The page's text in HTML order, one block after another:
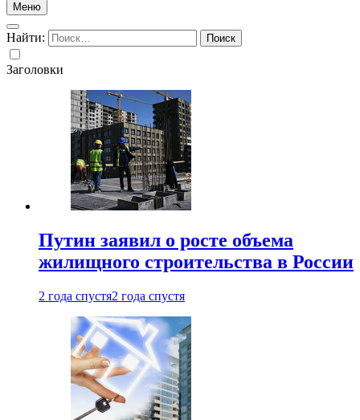
Меню
Найти:
Заголовки
Путин заявил о росте объема
жилищного строительства в России
2 года спустя2 года спустя